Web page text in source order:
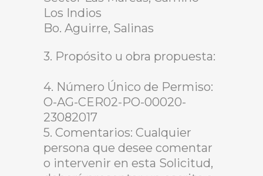
Los Indios
Bo. Aguirre, Salinas
3. Propósito u obra propuesta:
4. Número Único de Permiso:
O-AG-CER02-PO-00020-
23082017
5. Comentarios: Cualquier
persona que desee comentar
o intervenir en esta Solicitud,